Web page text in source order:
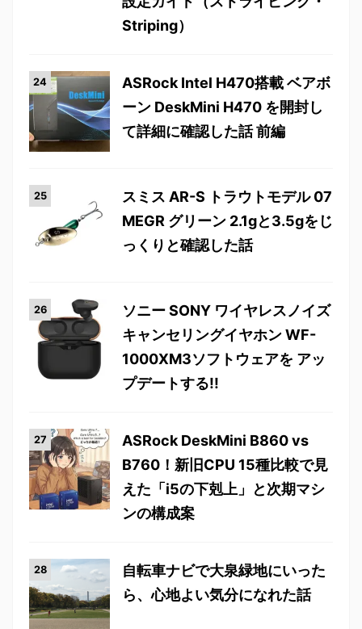
Striping）
ASRock Intel H470搭載 ベアボ
ーン DeskMini H470 を開封し
て詳細に確認した話 前編
スミス AR-S トラウトモデル 07
MEGR グリーン 2.1gと3.5gをじ
っくりと確認した話
ソニー SONY ワイヤレスノイズ
キャンセリングイヤホン WF-
1000XM3ソフトウェアを アッ
プデートする!!
ASRock DeskMini B860 vs
B760！新旧CPU 15種比較で見
えた「i5の下剋上」と次期マシ
ンの構成案
自転車ナビで大泉緑地にいった
ら、心地よい気分になれた話